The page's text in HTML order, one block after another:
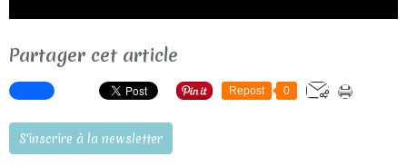
Partager cet article
Repost 0
S'inscrire à la newsletter